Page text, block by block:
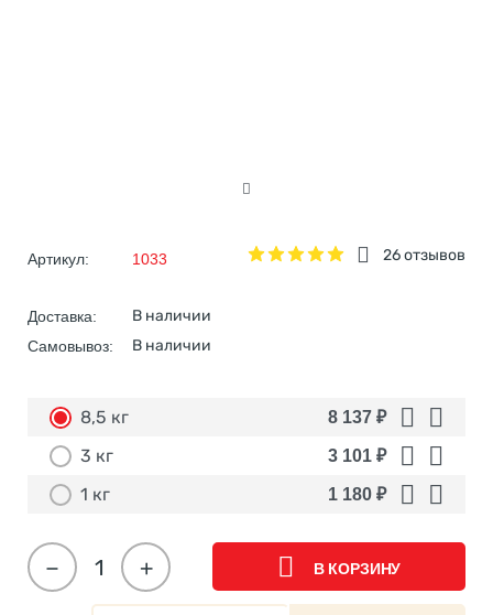
26 отзывов
Артикул: 1033
Доставка: В наличии
Самовывоз: В наличии
8,5 кг 8 137 ₽
3 кг 3 101 ₽
1 кг 1 180 ₽
+
− В КОРЗИНУ